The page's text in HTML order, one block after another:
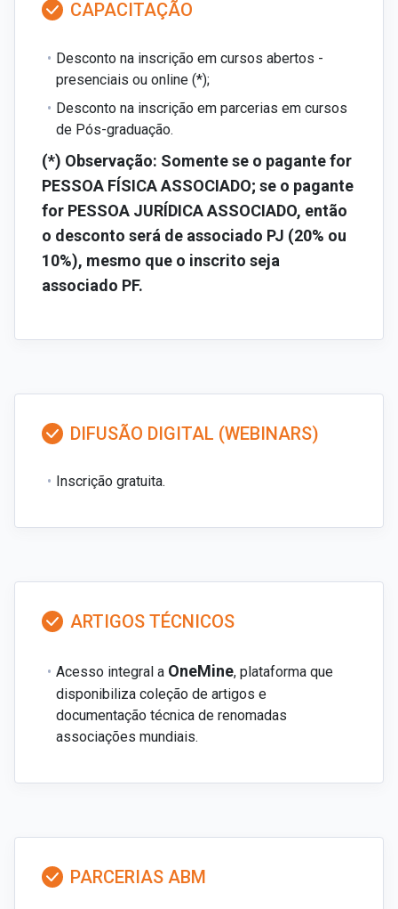
CAPACITAÇÃO
Desconto na inscrição em cursos abertos -
presenciais ou online (*);
Desconto na inscrição em parcerias em cursos
de Pós-graduação.
(*) Observação: Somente se o pagante for
PESSOA FÍSICA ASSOCIADO; se o pagante
for PESSOA JURÍDICA ASSOCIADO, então
o desconto será de associado PJ (20% ou
10%), mesmo que o inscrito seja
associado PF.
DIFUSÃO DIGITAL (WEBINARS)
Inscrição gratuita.
ARTIGOS TÉCNICOS
Acesso integral a OneMine, plataforma que
disponibiliza coleção de artigos e
documentação técnica de renomadas
associações mundiais.
PARCERIAS ABM